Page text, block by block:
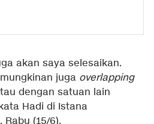
akan saya selesaikan.
juga overlapping
dengan satuan lain
Hadi di Istana
(15/6).